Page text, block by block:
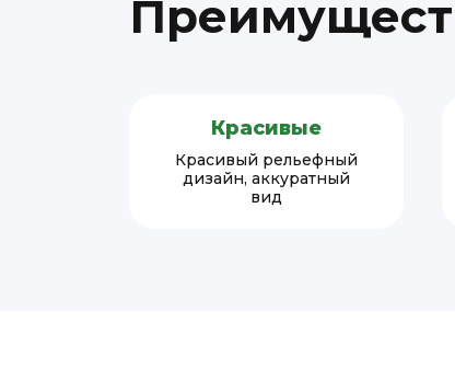
Красивые
Красивый рельефный
дизайн, аккуратный
вид